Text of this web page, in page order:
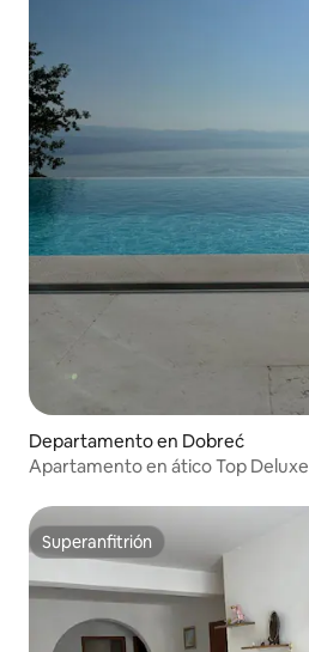
Departamento en Dobreć
Apartamento en ático Top Deluxe
Superanfitrión
Superanfitrión